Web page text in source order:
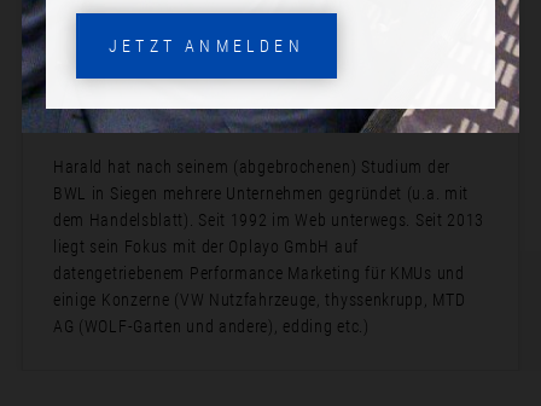
Bio:
Harald hat nach seinem (abgebrochenen) Studium der
BWL in Siegen mehrere Unternehmen gegründet (u.a. mit
dem Handelsblatt). Seit 1992 im Web unterwegs. Seit 2013
liegt sein Fokus mit der Oplayo GmbH auf
datengetriebenem Performance Marketing für KMUs und
einige Konzerne (VW Nutzfahrzeuge, thyssenkrupp, MTD
AG (WOLF-Garten und andere), edding etc.)
JETZT ANMELDEN